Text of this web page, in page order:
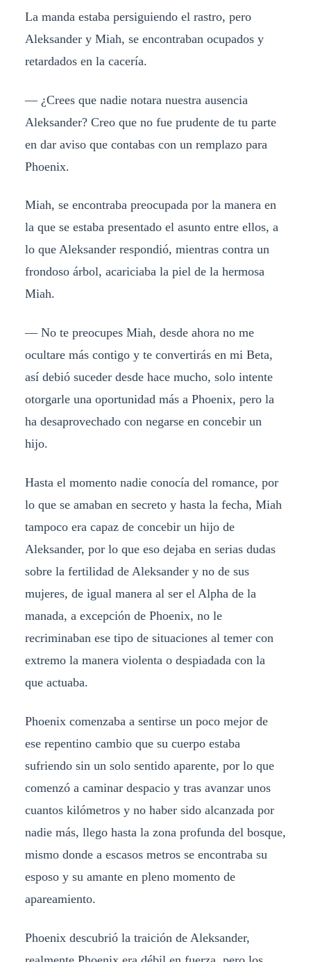
La manda estaba persiguiendo el rastro, pero
Aleksander y Miah, se encontraban ocupados y
retardados en la cacería.
— ¿Crees que nadie notara nuestra ausencia
Aleksander? Creo que no fue prudente de tu parte
en dar aviso que contabas con un remplazo para
Phoenix.
Miah, se encontraba preocupada por la manera en
la que se estaba presentado el asunto entre ellos, a
lo que Aleksander respondió, mientras contra un
frondoso árbol, acariciaba la piel de la hermosa
Miah.
— No te preocupes Miah, desde ahora no me
ocultare más contigo y te convertirás en mi Beta,
así debió suceder desde hace mucho, solo intente
otorgarle una oportunidad más a Phoenix, pero la
ha desaprovechado con negarse en concebir un
hijo.
Hasta el momento nadie conocía del romance, por
lo que se amaban en secreto y hasta la fecha, Miah
tampoco era capaz de concebir un hijo de
Aleksander, por lo que eso dejaba en serias dudas
sobre la fertilidad de Aleksander y no de sus
mujeres, de igual manera al ser el Alpha de la
manada, a excepción de Phoenix, no le
recriminaban ese tipo de situaciones al temer con
extremo la manera violenta o despiadada con la
que actuaba.
Phoenix comenzaba a sentirse un poco mejor de
ese repentino cambio que su cuerpo estaba
sufriendo sin un solo sentido aparente, por lo que
comenzó a caminar despacio y tras avanzar unos
cuantos kilómetros y no haber sido alcanzada por
nadie más, llego hasta la zona profunda del bosque,
mismo donde a escasos metros se encontraba su
esposo y su amante en pleno momento de
apareamiento.
Phoenix descubrió la traición de Aleksander,